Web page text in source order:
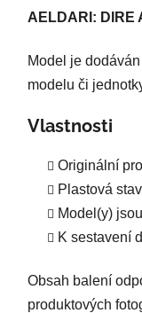
AELDARI: DIRE
Model je
modelu či
Vlastnosti
Originální
Plastová
Model(y)
K sestavení
Obsah balení
produktových